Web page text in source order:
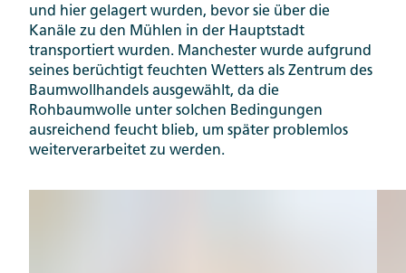
und hier gelagert wurden, bevor sie über die
Kanäle zu den Mühlen in der Hauptstadt
transportiert wurden. Manchester wurde aufgrund
seines berüchtigt feuchten Wetters als Zentrum des
Baumwollhandels ausgewählt, da die
Rohbaumwolle unter solchen Bedingungen
ausreichend feucht blieb, um später problemlos
weiterverarbeitet zu werden.